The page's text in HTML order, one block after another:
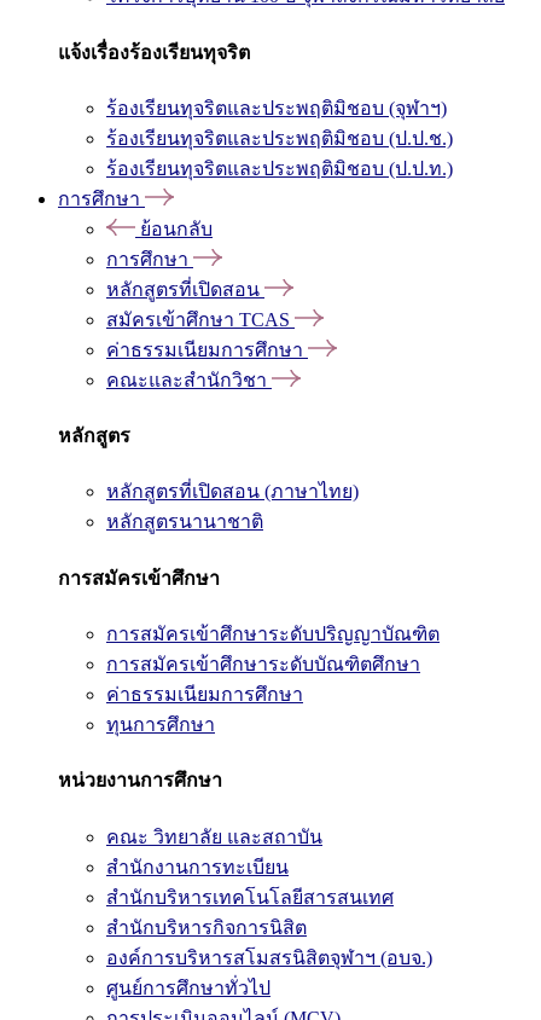
แจ้งเรื่องร้องเรียนทุจริต
ร้องเรียนทุจริตและประพฤติมิชอบ (จุฬาฯ)
ร้องเรียนทุจริตและประพฤติมิชอบ (ป.ป.ช.)
ร้องเรียนทุจริตและประพฤติมิชอบ (ป.ป.ท.)
การศึกษา
ย้อนกลับ
การศึกษา
หลักสูตรที่เปิดสอน
สมัครเข้าศึกษา TCAS
ค่าธรรมเนียมการศึกษา
คณะและสำนักวิชา
หลักสูตร
หลักสูตรที่เปิดสอน (ภาษาไทย)
หลักสูตรนานาชาติ
การสมัครเข้าศึกษา
การสมัครเข้าศึกษาระดับปริญญาบัณฑิต
การสมัครเข้าศึกษาระดับบัณฑิตศึกษา
ค่าธรรมเนียมการศึกษา
ทุนการศึกษา
หน่วยงานการศึกษา
คณะ วิทยาลัย และสถาบัน
สำนักงานการทะเบียน
สำนักบริหารเทคโนโลยีสารสนเทศ
สำนักบริหารกิจการนิสิต
องค์การบริหารสโมสรนิสิตจุฬาฯ (อบจ.)
ศูนย์การศึกษาทั่วไป